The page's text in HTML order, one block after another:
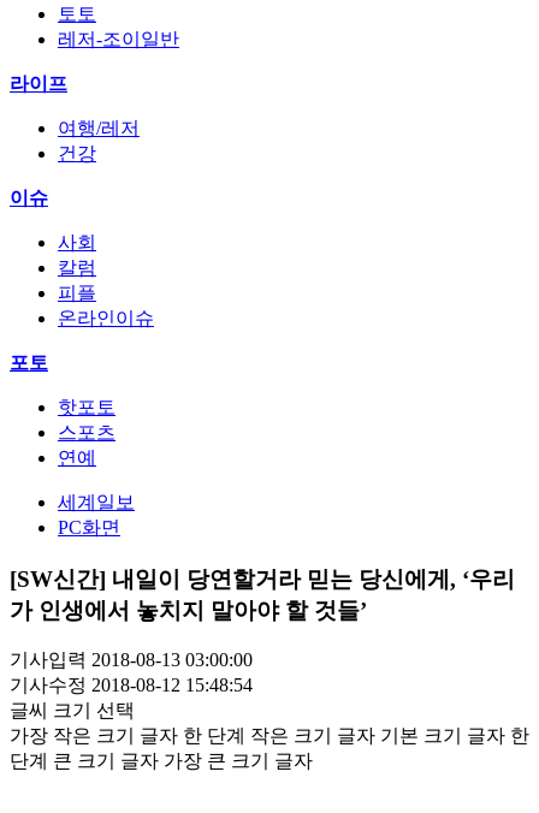
토토
레저-조이일반
라이프
여행/레저
건강
이슈
사회
칼럼
피플
온라인이슈
포토
핫포토
스포츠
연예
세계일보
PC화면
[SW신간] 내일이 당연할거라 믿는 당신에게, ‘우리
가 인생에서 놓치지 말아야 할 것들’
기사입력 2018-08-13 03:00:00
기사수정 2018-08-12 15:48:54
글씨 크기 선택
가장 작은 크기 글자 한 단계 작은 크기 글자 기본 크기 글자 한
단계 큰 크기 글자 가장 큰 크기 글자